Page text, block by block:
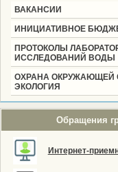
ВАКАНСИИ
ИНИЦИАТИВНОЕ
ПРОТОКОЛЫ
ИССЛЕДОВАНИЙ ВОДЫ
ОХРАНА ОКРУЖАЮЩЕЙ
ЭКОЛОГИЯ
Обращения
Интернет-